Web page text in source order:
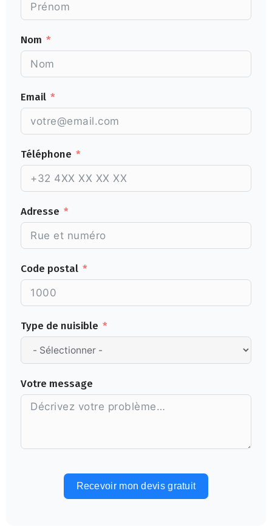
Nom
Email
Téléphone
Adresse
Code postal
Type de nuisible
Votre message
Recevoir mon devis gratuit